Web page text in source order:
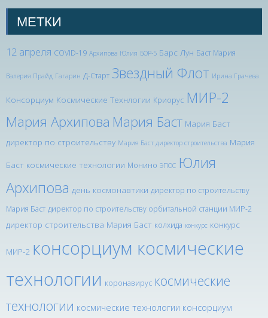
МЕТКИ
12 апреля COVID-19 Архипова Юлия БОР-5 Барс Лун Баст Мария
Валерия Прайд Гагарин Д-Старт Звездный Флот Ирина Грачева
Консорциум Космические Технлогии Криорус МИР-2
Мария Архипова Мария Баст Мария Баст
директор по строительству Мария Баст директор строительства Мария
Баст космические технологии Монино ЭПОС Юлия
Архипова день космонавтики директор по строительству
Мария Баст директор по строительству орбитальной станции МИР-2
директор строительства Мария Баст колхида конкурс конкурс
МИР-2 консорциум космические
технологии коронавирус космические
технологии космические технологии консорциум